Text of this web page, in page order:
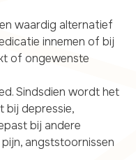
waardig alternatief
innemen of bij
of ongewenste
Sindsdien wordt het
bij depressie,
bij andere
angststoornissen